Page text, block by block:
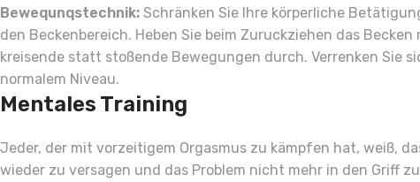
Bewequnqstechnik: Schränken Sie Ihre körperliche
den Beckenbereich. Heben Sie beim Zuruckziehen das
kreisende statt stoßende Bewegungen durch. Verrenken Sie
normalem Niveau.
Mentales Training
Jeder, der mit vorzeitigem Orgasmus zu kämpfen hat, weiß,
wieder zu versagen und das Problem nicht mehr in den Griff